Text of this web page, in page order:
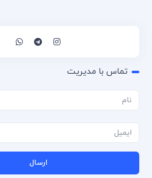
تماس با مدیریت
ارسال